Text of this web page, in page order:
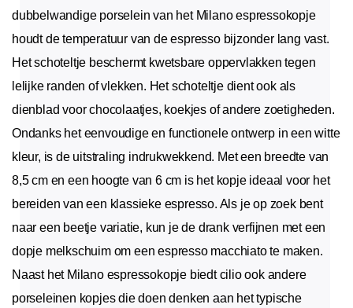
dubbelwandige porselein van het Milano espressokopje
houdt de temperatuur van de espresso bijzonder lang vast.
Het schoteltje beschermt kwetsbare oppervlakken tegen
lelijke randen of vlekken. Het schoteltje dient ook als
dienblad voor chocolaatjes, koekjes of andere zoetigheden.
Ondanks het eenvoudige en functionele ontwerp in een witte
kleur, is de uitstraling indrukwekkend. Met een breedte van
8,5 cm en een hoogte van 6 cm is het kopje ideaal voor het
bereiden van een klassieke espresso. Als je op zoek bent
naar een beetje variatie, kun je de drank verfijnen met een
dopje melkschuim om een espresso macchiato te maken.
Naast het Milano espressokopje biedt cilio ook andere
porseleinen kopjes die doen denken aan het typische